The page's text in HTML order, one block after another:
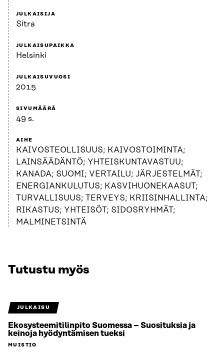
JULKAISIJA
Sitra
JULKAISUPAIKKA
Helsinki
JULKAISUVUOSI
2015
SIVUMÄÄRÄ
49 s.
AIHE
KAIVOSTEOLLISUUS; KAIVOSTOIMINTA;
LAINSÄÄDÄNTÖ; YHTEISKUNTAVASTUU;
KANADA; SUOMI; VERTAILU; JÄRJESTELMÄT;
ENERGIANKULUTUS; KASVIHUONEKAASUT;
TURVALLISUUS; TERVEYS; KRIISINHALLINTA;
RIKASTUS; YHTEISÖT; SIDOSRYHMÄT;
MALMINETSINTÄ
Tutustu myös
JULKAISU
Ekosysteemitilinpito Suomessa – Suosituksia ja
keinoja hyödyntämisen tueksi
MUISTIO